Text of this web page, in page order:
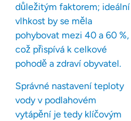
důležitým faktorem; ideální
vlhkost by se měla
pohybovat mezi 40 a 60 %,
což přispívá k celkové
pohodě a zdraví obyvatel.
Správné nastavení teploty
vody v podlahovém
vytápění je tedy klíčovým